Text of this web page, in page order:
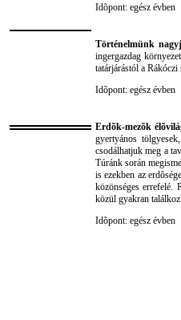
Idõpont: egész évben
Történelmünk
ingergazdag
tatárjárástól a
Idõpont: egész évben
Erdõk-mezõk
gyertyános
csodálhatjuk meg a
Túránk során
is ezekben az
közönséges errefelé.
közül gyakran
Idõpont: egész évben